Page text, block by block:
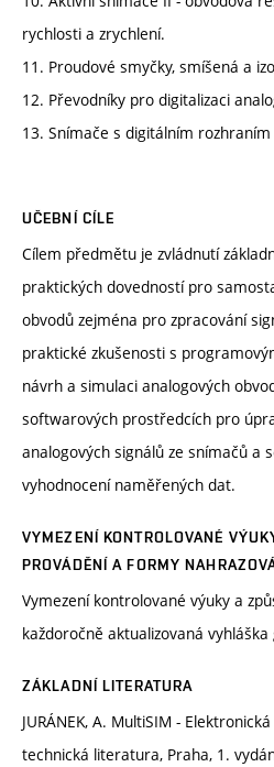
rychlosti a zrychlení.
11. Proudové smyčky, smíšená a
12. Převodníky pro digitalizaci
13. Snímače s digitálním rozhraním
UČEBNÍ CÍLE
Cílem předmětu je zvládnutí
praktických dovedností pro
obvodů zejména pro zpracování
praktické zkušenosti s
návrh a simulaci analogových
softwarových prostředcích pro
analogových signálů ze snímačů a
vyhodnocení naměřených dat.
VYMEZENÍ KONTROLOVANÉ
PROVÁDĚNÍ A FORMY
Vymezení kontrolované výuky a
každoročně aktualizovaná
ZÁKLADNÍ LITERATURA
JURÁNEK, A. MultiSIM -
technická literatura, Praha, 1.